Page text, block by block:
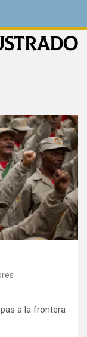
a la frontera